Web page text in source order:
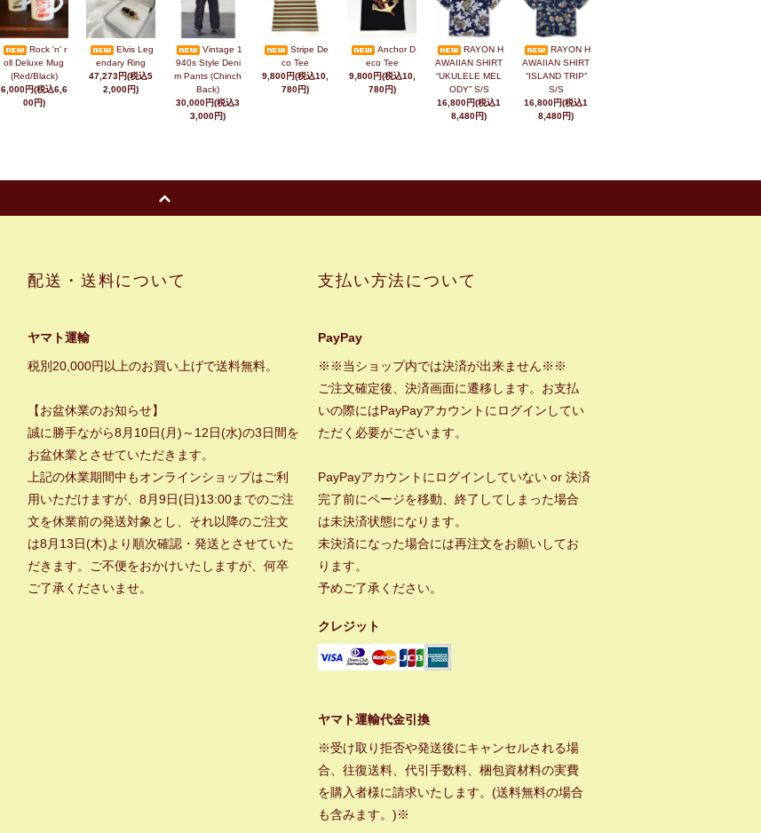
Rock 'n' r
oll Deluxe Mug
(Red/Black)
6,000円(税込6,6
00円)
Elvis Leg
endary Ring
47,273円(税込5
2,000円)
Vintage 1
940s Style Deni
m Pants (Chinch
Back)
30,000円(税込3
3,000円)
Stripe De
co Tee
9,800円(税込10,
780円)
Anchor D
eco Tee
9,800円(税込10,
780円)
RAYON H
AWAIIAN SHIRT
“UKULELE MEL
ODY” S/S
16,800円(税込1
8,480円)
RAYON H
AWAIIAN SHIRT
“ISLAND TRIP”
S/S
16,800円(税込1
8,480円)
配送・送料について
ヤマト運輸
税別20,000円以上のお買い上げで送料無料。
【お盆休業のお知らせ】
誠に勝手ながら8月10日(月)～12日(水)の3日間を
お盆休業とさせていただきます。
上記の休業期間中もオンラインショップはご利
用いただけますが、8月9日(日)13:00までのご注
文を休業前の発送対象とし、それ以降のご注文
は8月13日(木)より順次確認・発送とさせていた
だきます。ご不便をおかけいたしますが、何卒
ご了承くださいませ。
支払い方法について
PayPay
※※当ショップ内では決済が出来ません※※
ご注文確定後、決済画面に遷移します。お支払
いの際にはPayPayアカウントにログインしてい
ただく必要がございます。
PayPayアカウントにログインしていない or 決済
完了前にページを移動、終了してしまった場合
は未決済状態になります。
未決済になった場合には再注文をお願いしてお
ります。
予めご了承ください。
クレジット
ヤマト運輸代金引換
※受け取り拒否や発送後にキャンセルされる場
合、往復送料、代引手数料、梱包資材料の実費
を購入者様に請求いたします。(送料無料の場合
も含みます。)※